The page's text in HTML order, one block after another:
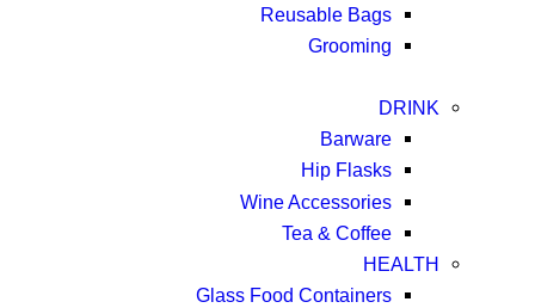
Reusable Bags
Grooming
DRINK
Barware
Hip Flasks
Wine Accessories
Tea & Coffee
HEALTH
Glass Food Containers